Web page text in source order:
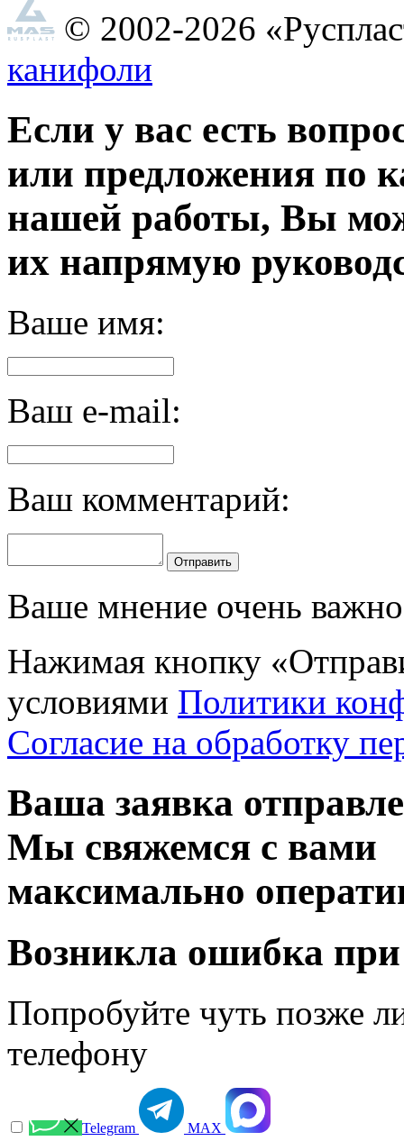
© 2002-2026
канифоли
Если у вас есть
или предложения по
нашей работы, Вы
их напрямую
Ваше имя:
Ваш e-mail:
Ваш комментарий:
Отправить
Ваше мнение очень
Нажимая кнопку
условиями Политики
Согласие на обработку
Ваша заявка
Мы свяжемся с вами
максимально
Возникла ошибка при
Попробуйте чуть позже
телефону
Telegram МАХ